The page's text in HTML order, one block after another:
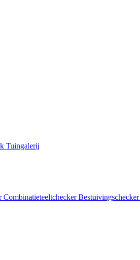
Tuingalerij
CombinatieteeltcheckerBestuivingschecker